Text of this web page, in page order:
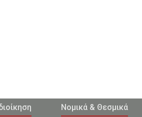
Νομικά & Θεσμικά